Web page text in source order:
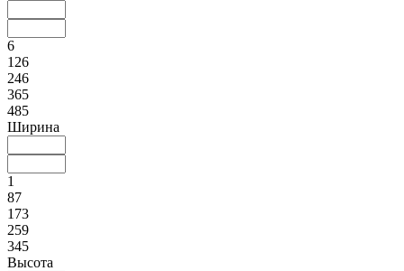
6
126
246
365
485
Ширина
1
87
173
259
345
Высота